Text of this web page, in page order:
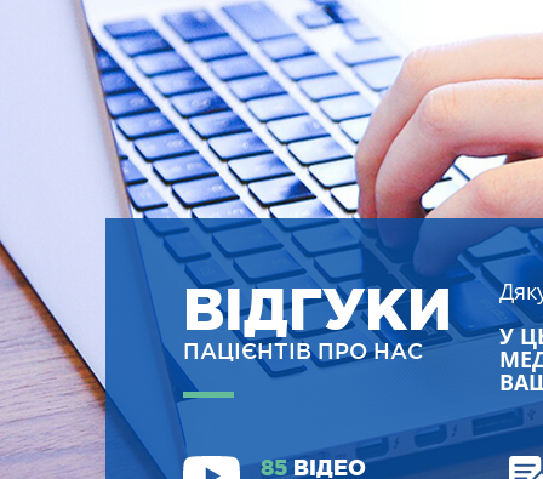
ВІДГУКИ
ПАЦІЄНТІВ ПРО НАС
У
85 ВІДЕО